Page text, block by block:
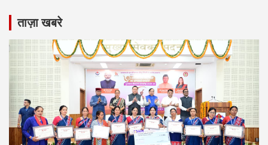
ताज़ा खबरे